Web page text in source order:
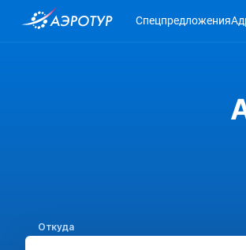
Спецпредложения
Откуда